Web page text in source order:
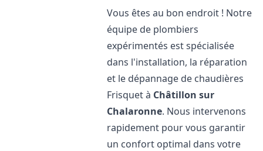
Vous êtes au bon endroit ! Notre
équipe de plombiers
expérimentés est spécialisée
dans l'installation, la réparation
et le dépannage de chaudières
Frisquet à Châtillon sur
Chalaronne. Nous intervenons
rapidement pour vous garantir
un confort optimal dans votre